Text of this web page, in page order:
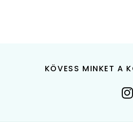
KÖVESS MINKET A